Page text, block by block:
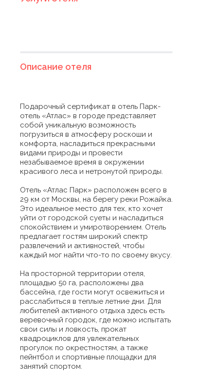
Описание отеля
Подарочный сертификат в отель Парк-
отель «Атлас» в городе представляет
собой уникальную возможность
погрузиться в атмосферу роскоши и
комфорта, насладиться прекрасными
видами природы и провести
незабываемое время в окружении
красивого леса и нетронутой природы.
Отель «Атлас Парк» расположен всего в
29 км от Москвы, на берегу реки Рожайка.
Это идеальное место для тех, кто хочет
уйти от городской суеты и насладиться
спокойствием и умиротворением. Отель
предлагает гостям широкий спектр
развлечений и активностей, чтобы
каждый мог найти что-то по своему вкусу.
На просторной территории отеля,
площадью 50 га, расположены два
бассейна, где гости могут освежиться и
расслабиться в теплые летние дни. Для
любителей активного отдыха здесь есть
веревочный городок, где можно испытать
свои силы и ловкость, прокат
квадроциклов для увлекательных
прогулок по окрестностям, а также
пейнтбол и спортивные площадки для
занятий спортом.